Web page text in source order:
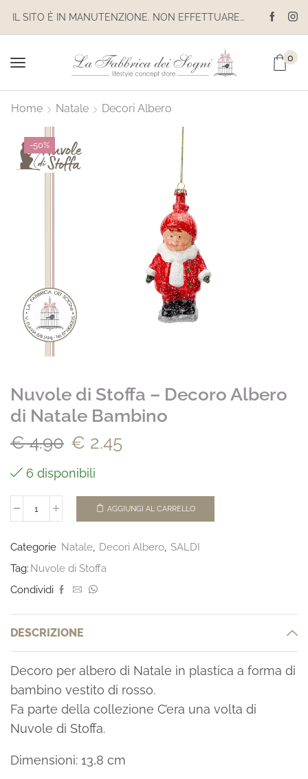
IL SITO È IN MANUTENZIONE. NON EFFETTUARE ACQUISTI. LE SPEDIZIONI SONO SOSPESE
0
Home Natale Decori Albero
-50%
Nuvole di Stoffa – Decoro Albero
di Natale Bambino
€4.90 € 2.45
6 disponibili
AGGIUNGI AL CARRELLO
Categorie Natale Decori Albero SALDI
Tag: Nuvole di Stoffa
Condividi
DESCRIZIONE
Decoro per albero di Natale in plastica a forma di
bambino vestito di rosso.
Fa parte della collezione C’era una volta di
Nuvole di Stoffa.
Dimensioni: 13,8 cm